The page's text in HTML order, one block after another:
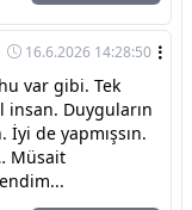
16.6.2026 14:28:50
var gibi. Tek
Duyguların
de yapmışsın.
Müsait